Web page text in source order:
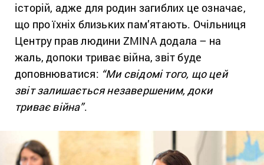
історій, адже для родин загиблих це означає,
що про їхніх близьких пам’ятають. Очільниця
Центру прав людини ZMINA додала – на
жаль, допоки триває війна, звіт буде
доповнюватися: “Ми свідомі того, що цей
звіт залишається незавершеним, доки
триває війна”.